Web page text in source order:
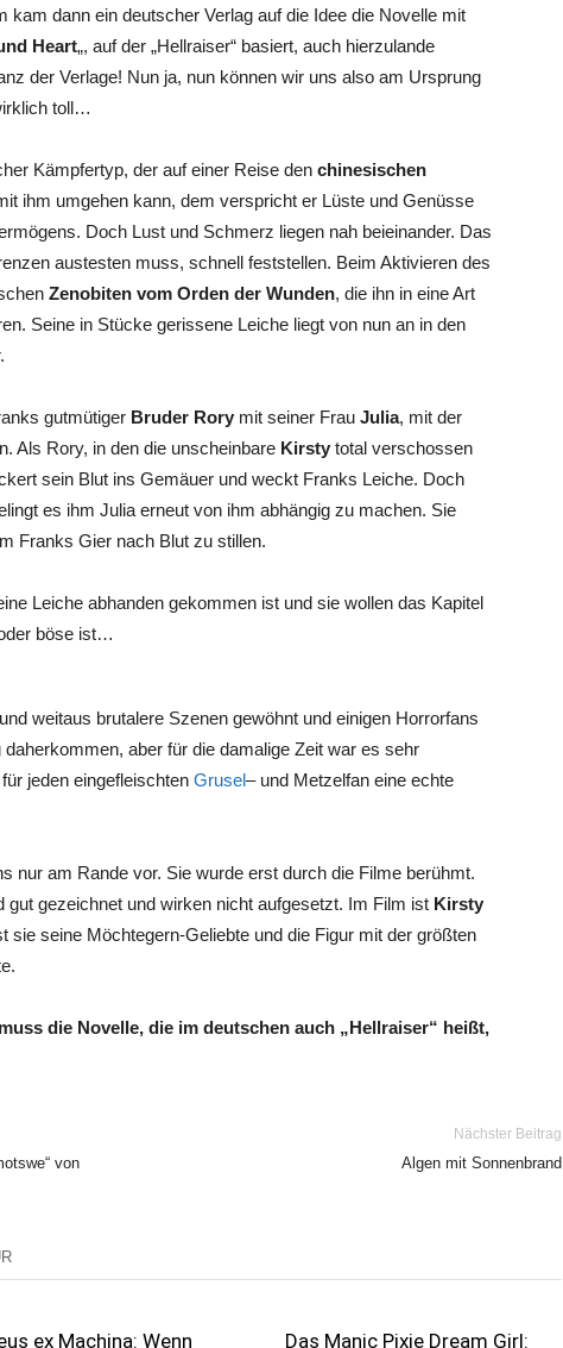
dann ein deutscher Verlag auf die Idee die Novelle mit
Heart„, auf der „Hellraiser“ basiert, auch hierzulande
der Verlage! Nun ja, nun können wir uns also am Ursprung
toll…
Kämpfertyp, der auf einer Reise den chinesischen
ihm umgehen kann, dem verspricht er Lüste und Genüsse
Doch Lust und Schmerz liegen nah beieinander. Das
austesten muss, schnell feststellen. Beim Aktivieren des
Zenobiten vom Orden der Wunden, die ihn in eine Art
Seine in Stücke gerissene Leiche liegt von nun an in den
gutmütiger Bruder Rory mit seiner Frau Julia, mit der
Als Rory, in den die unscheinbare Kirsty total verschossen
sein Blut ins Gemäuer und weckt Franks Leiche. Doch
es ihm Julia erneut von ihm abhängig zu machen. Sie
Franks Gier nach Blut zu stillen.
Leiche abhanden gekommen ist und sie wollen das Kapitel
böse ist…
weitaus brutalere Szenen gewöhnt und einigen Horrorfans
aber für die damalige Zeit war es sehr
jeden eingefleischten Grusel– und Metzelfan eine echte
nur am Rande vor. Sie wurde erst durch die Filme berühmt.
gezeichnet und wirken nicht aufgesetzt. Im Film ist Kirsty
sie seine Möchtegern-Geliebte und die Figur mit der größten
die Novelle, die im deutschen auch „Hellraiser“ heißt,
von
Nächster Beitrag
Algen mit Sonnenbrand
ex Machina: Wenn Das Manic Pixie Dream Girl: